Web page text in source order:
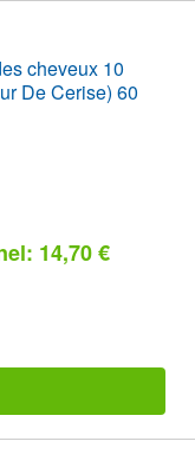
cheveux 10
De Cerise) 60
14,70 €